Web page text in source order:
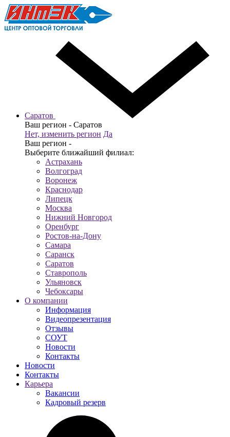
Саратов
Ваш регион - Саратов
Нет, изменить регион Да
Ваш регион -
Выберите ближайший филиал:
Астрахань
Волгоград
Воронеж
Краснодар
Липецк
Москва
Нижний Новгород
Оренбург
Ростов-на-Дону
Самара
Саранск
Саратов
Ставрополь
Ульяновск
Чебоксары
О компании
Информация
Видеопрезентация
Отзывы
СОУТ
Новости
Контакты
Новости
Контакты
Карьера
Вакансии
Кадровый резерв